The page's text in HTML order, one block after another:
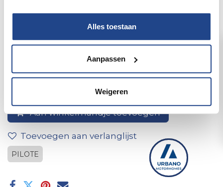
Alles toestaan
Aanpassen
Weigeren
80x80x50 Junction Box
Aan winkelmandje toevoegen
Toevoegen aan verlanglijst
PILOTE